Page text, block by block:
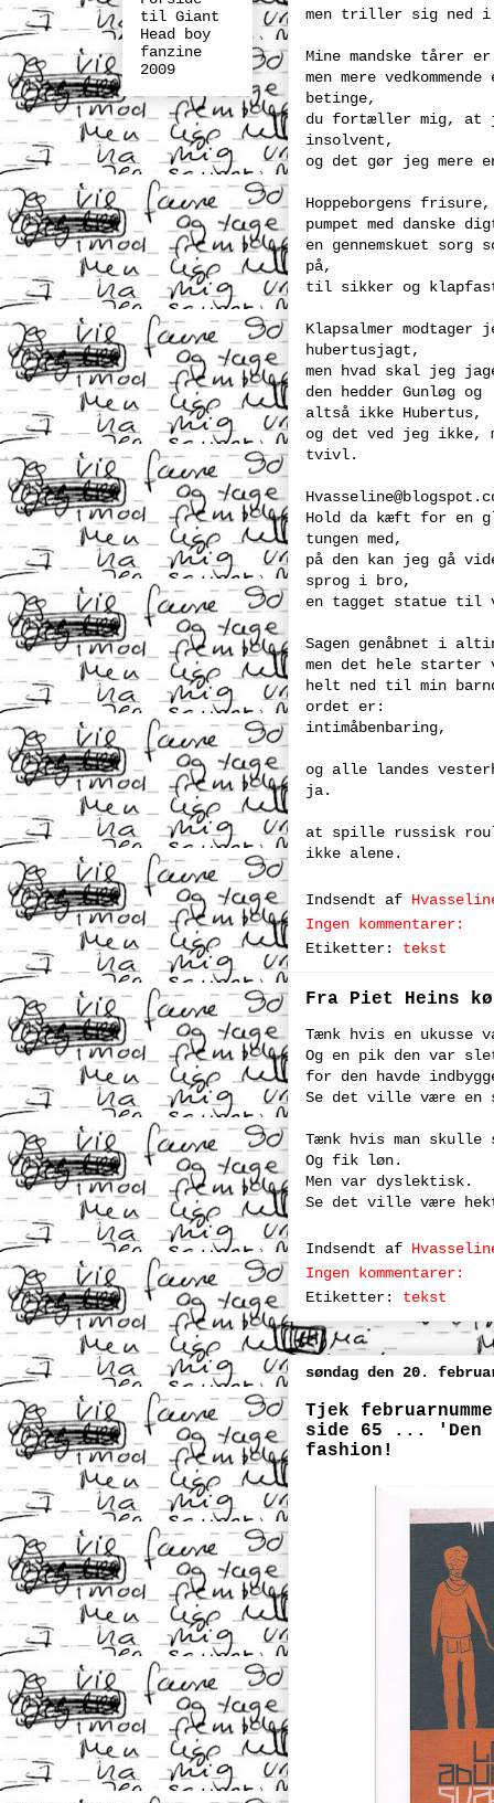
men triller sig ned i
Mine mandske tårer
men mere
betinge,
du fortæller mig, at
insolvent,
og det gør jeg mere
Hoppeborgens
pumpet med danske
en gennemskuet
på,
til sikker og
Klapsalmer
hubertusjagt,
men hvad skal jeg
den hedder Gunløg og
altså ikke Hubertus,
og det ved jeg ikke,
tvivl.
Hold da kæft for en
tungen med,
på den kan jeg gå
sprog i bro,
en tagget statue til
Sagen genåbnet i
men det hele starter
helt ned til min
ordet er:
intimåbenbaring,
og alle landes
ja.
at spille russisk
ikke alene.
Indsendt af
Ingen kommentarer:
Etiketter: tekst
Fra Piet Heins
Tænk hvis en ukusse
Og en pik den var
for den havde
Se det ville være en
Tænk hvis man
Og fik løn.
Men var dyslektisk.
Se det ville være
Indsendt af
Ingen kommentarer:
Etiketter: tekst
søndag den 20.
Tjek
side 65 ... 'Den
fashion!
til Giant
Head boy
fanzine
2009